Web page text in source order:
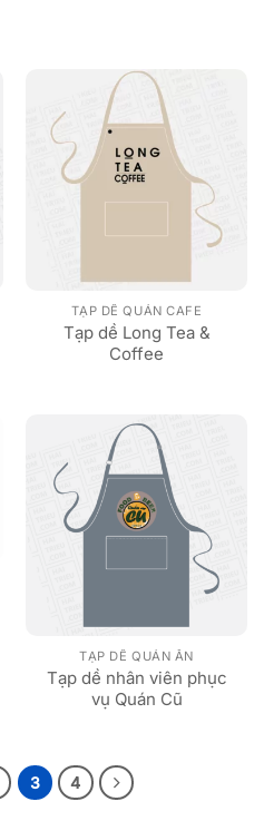
TẠP DỀ QUÁN CAFE
Tạp dề Long Tea &
Coffee
TẠP DỀ QUÁN ĂN
Tạp dề nhân viên phục
vụ Quán Cũ
3 4